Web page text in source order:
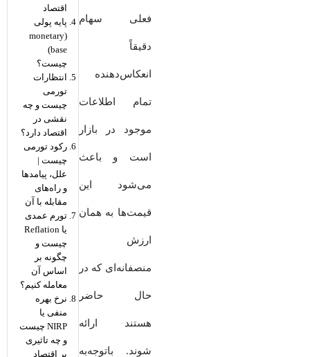
فعلی سهام
دقیقاً
انعکاس‌دهنده
تمام اطلاعات
موجود در بازار
است و باعث
می‌شود این
قیمت‌ها به همان
ارزش
منصفانه‌ای که در
حال حاضر
هستند ارائه
شوند. باتوجه‌به
اقتصاد
پایه پولی
(monetary
base)
چیست؟
انتظارات
تورمی
چیست و چه
نقشی در
اقتصاد دارد؟
رکود تورمی
چیست |
علل، پیامدها
و راه‌های
مقابله با آن
تورم عمدی
یا Reflation
چیست و
چگونه بر
اساس آن
معامله کنیم؟
نرخ بهره
منفی یا
NIRP چیست
و چه تاثیری
بر اقتصاد